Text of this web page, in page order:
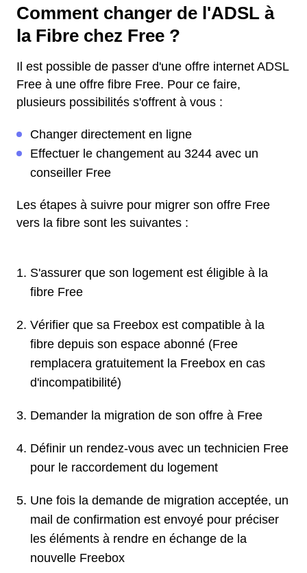
Comment changer de l'ADSL à
la Fibre chez Free ?
Il est possible de passer d'une offre internet ADSL
Free à une offre fibre Free. Pour ce faire,
plusieurs possibilités s'offrent à vous :
Changer directement en ligne
Effectuer le changement au 3244 avec un
conseiller Free
Les étapes à suivre pour migrer son offre Free
vers la fibre sont les suivantes :
S'assurer que son logement est éligible à la
fibre Free
Vérifier que sa Freebox est compatible à la
fibre depuis son espace abonné (Free
remplacera gratuitement la Freebox en cas
d'incompatibilité)
Demander la migration de son offre à Free
Définir un rendez-vous avec un technicien Free
pour le raccordement du logement
Une fois la demande de migration acceptée, un
mail de confirmation est envoyé pour préciser
les éléments à rendre en échange de la
nouvelle Freebox